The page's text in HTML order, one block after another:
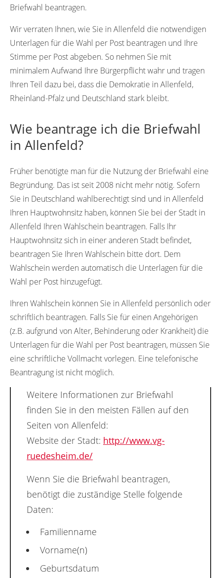
Briefwahl beantragen.
Wir verraten Ihnen, wie Sie in Allenfeld die notwendigen
Unterlagen für die Wahl per Post beantragen und Ihre
Stimme per Post abgeben. So nehmen Sie mit
minimalem Aufwand Ihre Bürgerpflicht wahr und tragen
Ihren Teil dazu bei, dass die Demokratie in Allenfeld,
Rheinland-Pfalz und Deutschland stark bleibt.
Wie beantrage ich die Briefwahl
in Allenfeld?
Früher benötigte man für die Nutzung der Briefwahl eine
Begründung. Das ist seit 2008 nicht mehr nötig. Sofern
Sie in Deutschland wahlberechtigt sind und in Allenfeld
Ihren Hauptwohnsitz haben, können Sie bei der Stadt in
Allenfeld Ihren Wahlschein beantragen. Falls Ihr
Hauptwohnsitz sich in einer anderen Stadt befindet,
beantragen Sie Ihren Wahlschein bitte dort. Dem
Wahlschein werden automatisch die Unterlagen für die
Wahl per Post hinzugefügt.
Ihren Wahlschein können Sie in Allenfeld persönlich oder
schriftlich beantragen. Falls Sie für einen Angehörigen
(z.B. aufgrund von Alter, Behinderung oder Krankheit) die
Unterlagen für die Wahl per Post beantragen, müssen Sie
eine schriftliche Vollmacht vorlegen. Eine telefonische
Beantragung ist nicht möglich.
Weitere Informationen zur Briefwahl
finden Sie in den meisten Fällen auf den
Seiten von Allenfeld:
Website der Stadt: http://www.vg-
ruedesheim.de/
Wenn Sie die Briefwahl beantragen,
benötigt die zuständige Stelle folgende
Daten:
Familienname
Vorname(n)
Geburtsdatum